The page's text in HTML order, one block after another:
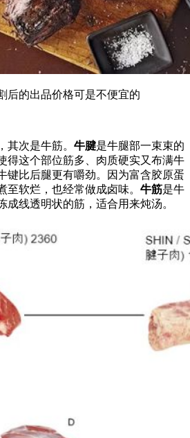
后的出品价格可是不便宜的
其次是牛筋。 牛腱是牛腿部一束束的
得这个部位筋多、肉质硬实又布满牛
键比后腿更有嚼劲。因为富含胶原蛋
至软烂，也经常做成卤味。 牛筋是牛
成线透明状的筋，适合用来炖汤。